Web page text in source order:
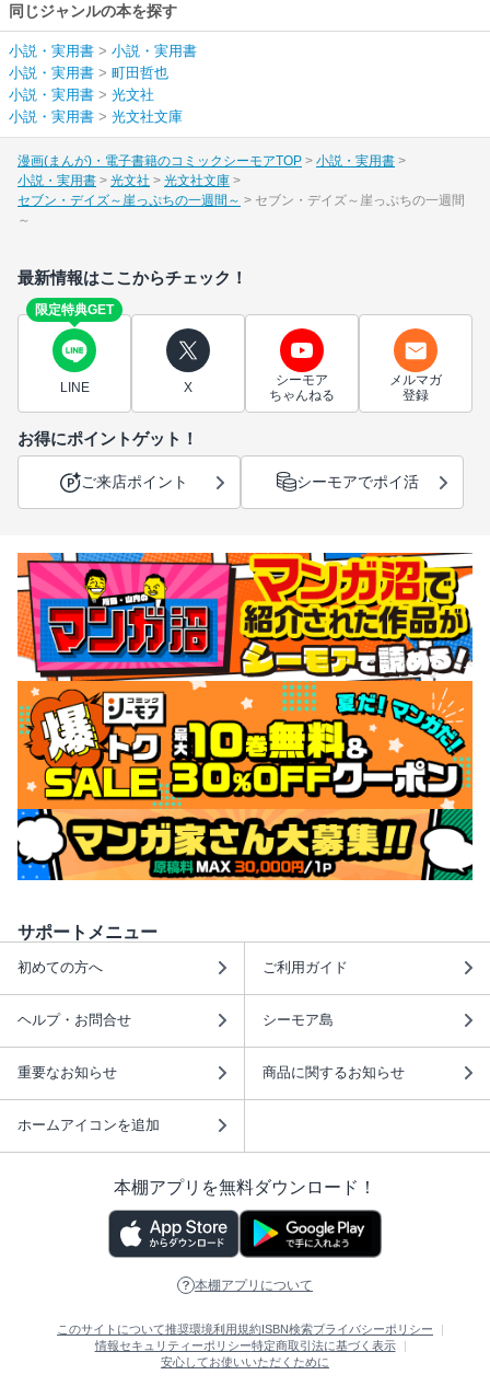
同じジャンルの本を探す
小説・実用書 > 小説・実用書
小説・実用書 > 町田哲也
小説・実用書 > 光文社
小説・実用書 > 光文社文庫
漫画(まんが)・電子書籍のコミックシーモアTOP
小説・実用書
小説・実用書
光文社
光文社文庫
セブン・デイズ～崖っぷちの一週間～
セブン・デイズ～崖っぷちの一週間
～
最新情報はここからチェック！
限定特典GET
LINE X
シーモア
ちゃんねる
メルマガ
登録
お得にポイントゲット！
ご来店ポイント シーモアでポイ活
サポートメニュー
初めての方へ ご利用ガイド
ヘルプ・お問合せ シーモア島
重要なお知らせ 商品に関するお知らせ
ホームアイコンを追加
本棚アプリを無料ダウンロード！
本棚アプリについて
このサイトについて推奨環境利用規約ISBN検索プライバシーポリシー
情報セキュリティーポリシー特定商取引法に基づく表示
安心してお使いいただくために